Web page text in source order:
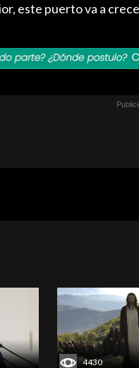
este puerto va a
4430